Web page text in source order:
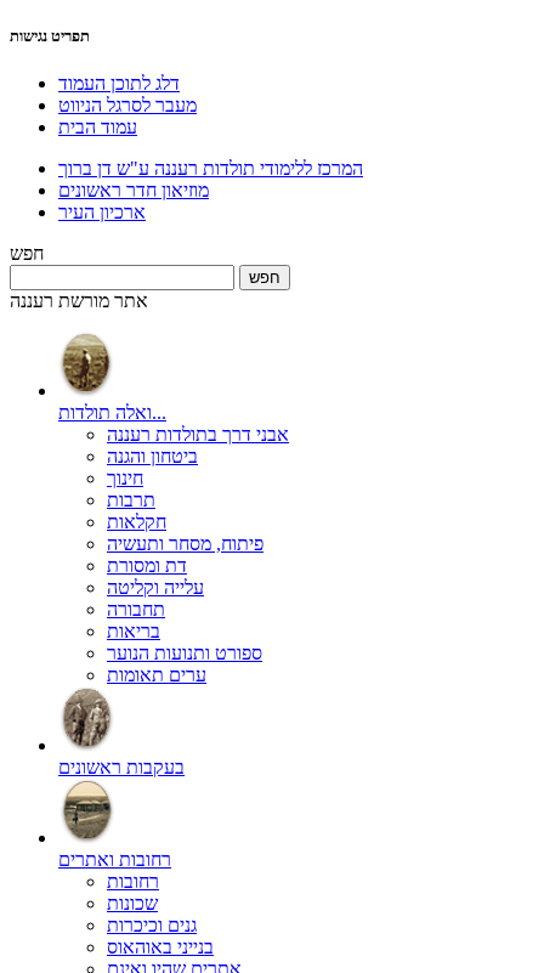
תפריט נגישות
דלג לתוכן העמוד
מעבר לסרגל הניווט
עמוד הבית
המרכז ללימודי תולדות רעננה ע"ש דן ברוך
מוזיאון חדר ראשונים
ארכיון העיר
חפש
אתר מורשת רעננה
ואלה תולדות...
אבני דרך בתולדות רעננה
ביטחון והגנה
חינוך
תרבות
חקלאות
פיתוח, מסחר ותעשיה
דת ומסורת
עלייה וקליטה
תחבורה
בריאות
ספורט ותנועות הנוער
ערים תאומות
בעקבות ראשונים
רחובות ואתרים
רחובות
שכונות
גנים וכיכרות
בנייני באוהאוס